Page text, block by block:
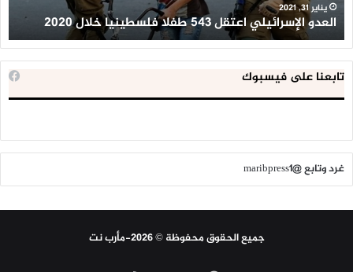
يناير 31, 2021
العدو الإسرائيلي اعتقل 543 طفلا فلسطينيا خلال 2020
تابعنا على فيسبوك
غرد وتابع @maribpress1
جميع الحقوق محفوظة © 2026-مأرب نت